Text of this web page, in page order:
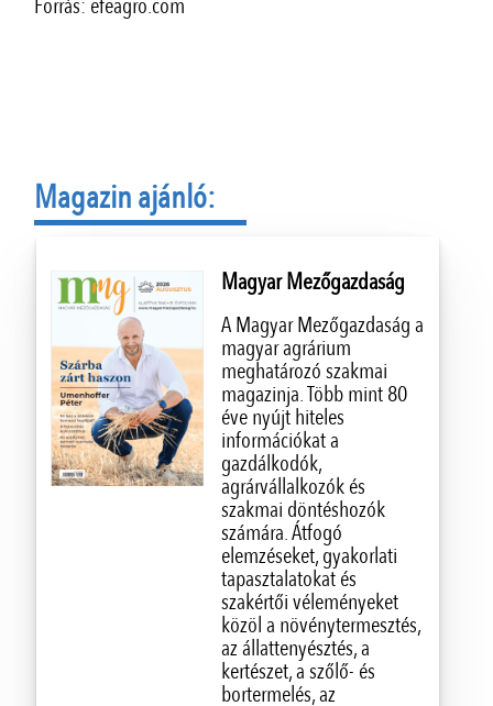
Forrás: efeagro.com
Magazin ajánló:
Magyar Mezőgazdaság
A Magyar Mezőgazdaság a
magyar agrárium
meghatározó szakmai
magazinja. Több mint 80
éve nyújt hiteles
információkat a
gazdálkodók,
agrárvállalkozók és
szakmai döntéshozók
számára. Átfogó
elemzéseket, gyakorlati
tapasztalatokat és
szakértői véleményeket
közöl a növénytermesztés,
az állattenyésztés, a
kertészet, a szőlő- és
bortermelés, az